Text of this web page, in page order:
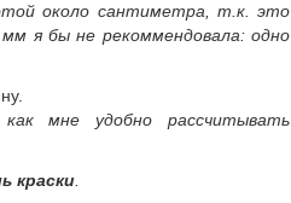
около сантиметра, т.к. это
я бы не рекоммендовала: одно
мне удобно рассчитывать
краски